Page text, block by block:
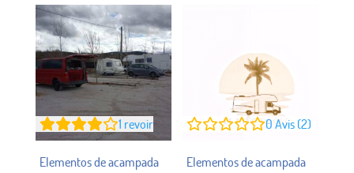
h
00
s
ur
5
1 revoir 0 Avis (2)